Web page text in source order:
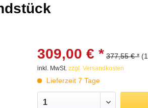
309,00 € * 377,55 € *
inkl. MwSt.zzgl. Versandkosten
Lieferzeit 7 Tage